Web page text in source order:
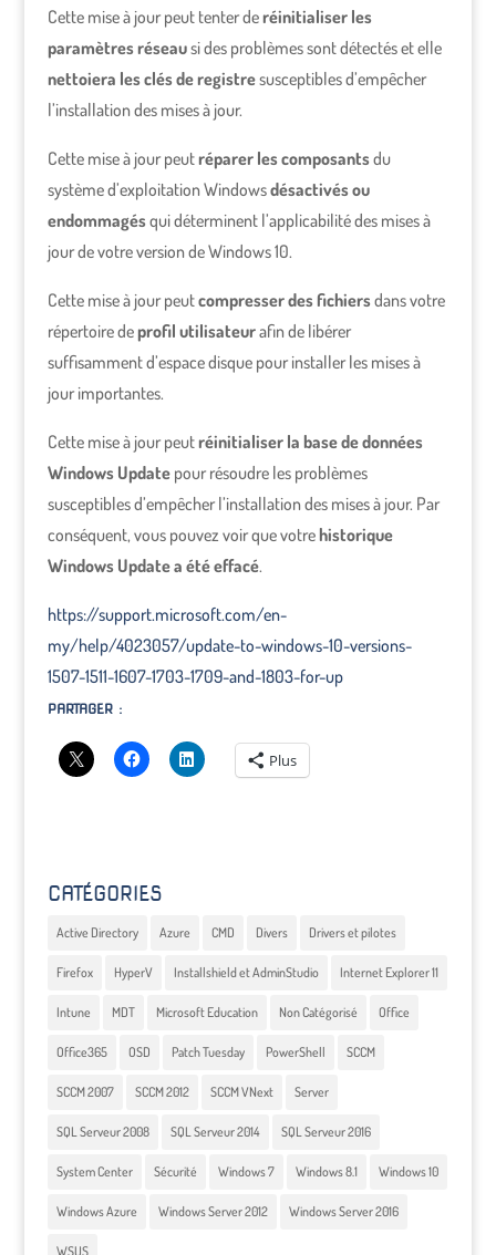
Cette mise à jour peut tenter deréinitialiser les
paramètres réseausi des problèmes sont détectés et elle
nettoiera les clés de registresusceptibles d’empêcher
l’installation des mises à jour.
Cette mise à jour peutréparer les composantsdu
système d’exploitation Windowsdésactivés ou
endommagésqui déterminent l’applicabilité des mises à
jour de votre version de Windows 10.
Cette mise à jour peutcompresser des fichiersdans votre
répertoire deprofil utilisateurafin de libérer
suffisamment d’espace disque pour installer les mises à
jour importantes.
Cette mise à jour peutréinitialiser la base de données
Windows Updatepour résoudre les problèmes
susceptibles d’empêcher l’installation des mises à jour. Par
conséquent, vous pouvez voir que votrehistorique
Windows Update a été effacé.
https://support.microsoft.com/en-
my/help/4023057/update-to-windows-10-versions-
1507-1511-1607-1703-1709-and-1803-for-up
PARTAGER :
Plus
CATÉGORIES
Active Directory Azure CMD Divers Drivers et pilotes
Firefox HyperV Installshield et AdminStudio Internet Explorer 11
Intune MDT Microsoft Education Non Catégorisé Office
Office365 OSD Patch Tuesday PowerShell SCCM
SCCM 2007 SCCM 2012 SCCM VNext Server
SQL Serveur 2008 SQL Serveur 2014 SQL Serveur 2016
System Center Sécurité Windows 7 Windows 8.1 Windows 10
Windows Azure Windows Server 2012 Windows Server 2016
WSUS